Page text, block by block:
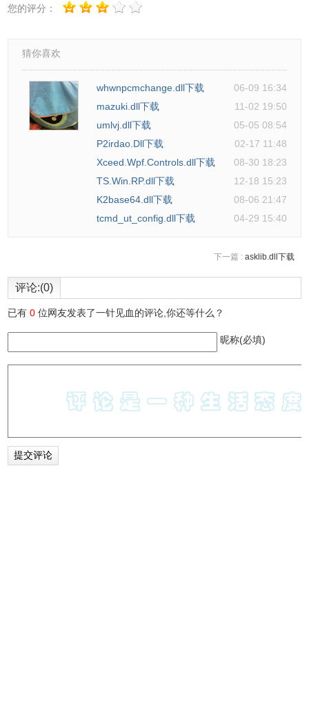
您的评分：
猜你喜欢
whwnpcmchange.dll下载
06-09 16:34
mazuki.dll下载
11-02 19:50
umlvj.dll下载
05-05 08:54
P2irdao.Dll下载
02-17 11:48
Xceed.Wpf.Controls.dll下载
08-30 18:23
TS.Win.RP.dll下载
12-18 15:23
K2base64.dll下载
08-06 21:47
tcmd_ut_config.dll下载
04-29 15:40
下一篇 : asklib.dll下载
评论:(0)
已有0 位网友发表了一针见血的评论,你还等什么？
昵称(必填)